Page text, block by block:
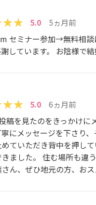
5.0
5ヵ月前
セミナー参加→無料相談
しています。 お陰様で
5.0
6ヵ月前
稿を見たのをきっかけ
寧にメッセージを下さり
ていただき背中を押し
きました。 住む場所も違
ん、ぜひ地元の方、おス